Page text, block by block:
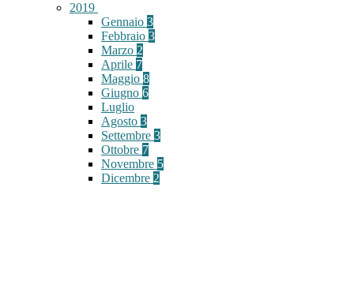
2019
Gennaio 3
Febbraio 3
Marzo 2
Aprile 7
Maggio 8
Giugno 6
Luglio
Agosto 3
Settembre 3
Ottobre 7
Novembre 5
Dicembre 2